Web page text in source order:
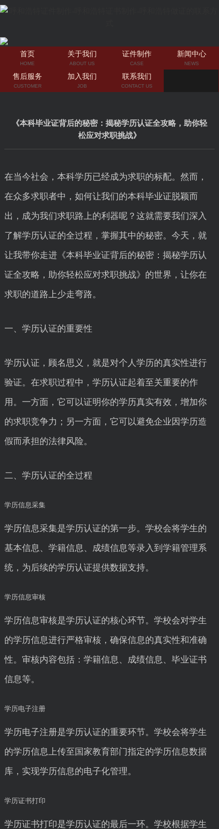
首页
HOME
关于我们
ABOUT US
证件制作
CASE
新闻中心
NEWS
售后服务
CUSTOMER
加入我们
JOB
联系我们
CONTACT US
《本科毕业证背后的秘密：揭秘学历认证全攻略，助你轻
松应对求职挑战》
在当今社会，本科学历已经成为求职的标配。然而，
在众多求职者中，如何让我们的本科毕业证脱颖而
出，成为我们求职路上的利器呢？这就需要我们深入
了解学历认证的全过程，掌握其中的秘密。今天，就
让我带你走进《本科毕业证背后的秘密：揭秘学历认
证全攻略，助你轻松应对求职挑战》的世界，让你在
求职的道路上少走弯路。
一、学历认证的重要性
学历认证，顾名思义，就是对个人学历的真实性进行
验证。在求职过程中，学历认证起着至关重要的作
用。一方面，它可以证明你的学历真实有效，增加你
的求职竞争力；另一方面，它可以避免企业因学历造
假而承担的法律风险。
二、学历认证的全过程
学历信息采集
学历信息采集是学历认证的第一步。学校会将学生的
基本信息、学籍信息、成绩信息等录入到学籍管理系
统，为后续的学历认证提供数据支持。
学历信息审核
学历信息审核是学历认证的核心环节。学校会对学生
的学历信息进行严格审核，确保信息的真实性和准确
性。审核内容包括：学籍信息、成绩信息、毕业证书
信息等。
学历电子注册
学历电子注册是学历认证的重要环节。学校会将学生
的学历信息上传至国家教育部门指定的学历信息数据
库，实现学历信息的电子化管理。
学历证书打印
学历证书打印是学历认证的最后一环。学校根据学生